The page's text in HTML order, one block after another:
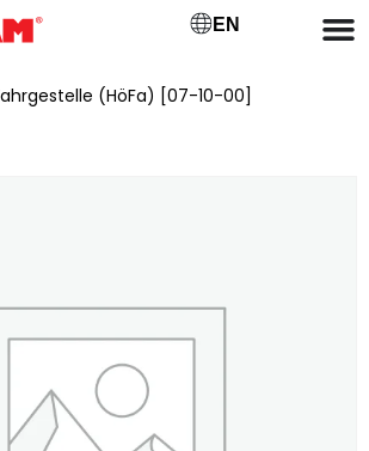
EN
(HöFa) [07-10-00]